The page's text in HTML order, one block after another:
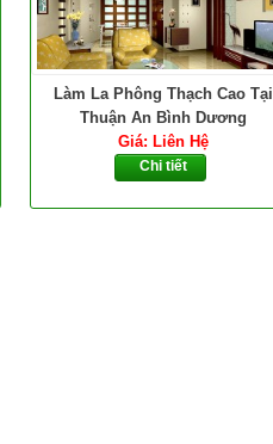
Làm La Phông Thạch Cao Tại
Thuận An Bình Dương
Giá: Liên Hệ
Chi tiết